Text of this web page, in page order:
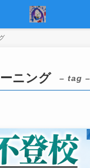
ニング – tag –